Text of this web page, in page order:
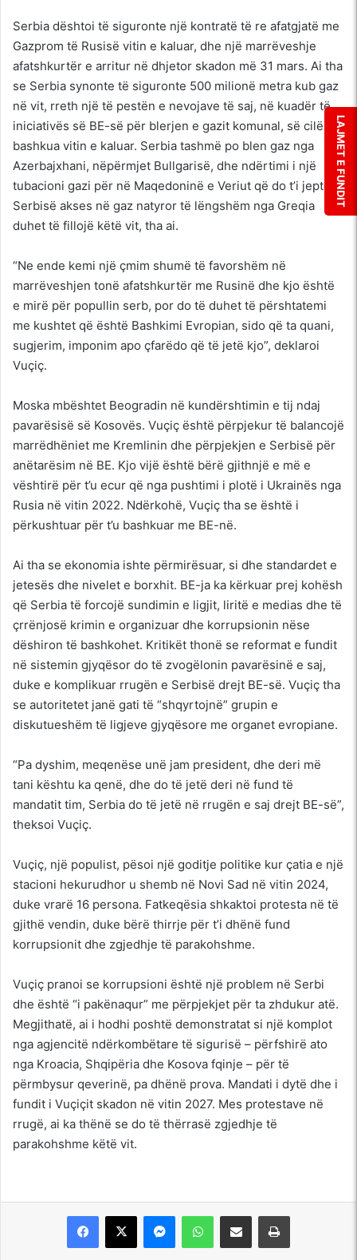
Serbia dështoi të siguronte një kontratë të re afatgjatë me
Gazprom të Rusisë vitin e kaluar, dhe një marrëveshje
afatshkurtër e arritur në dhjetor skadon më 31 mars. Ai tha
se Serbia synonte të siguronte 500 milionë metra kub gaz
në vit, rreth një të pestën e nevojave të saj, në kuadër të
iniciativës së BE-së për blerjen e gazit komunal, së cilës iu
bashkua vitin e kaluar. Serbia tashmë po blen gaz nga
Azerbajxhani, nëpërmjet Bullgarisë, dhe ndërtimi i një
tubacioni gazi për në Maqedoninë e Veriut që do t’i jepte
Serbisë akses në gaz natyror të lëngshëm nga Greqia
duhet të fillojë këtë vit, tha ai.
“Ne ende kemi një çmim shumë të favorshëm në
marrëveshjen tonë afatshkurtër me Rusinë dhe kjo është
e mirë për popullin serb, por do të duhet të përshtatemi
me kushtet që është Bashkimi Evropian, sido që ta quani,
sugjerim, imponim apo çfarëdo që të jetë kjo”, deklaroi
Vuçiç.
Moska mbështet Beogradin në kundërshtimin e tij ndaj
pavarësisë së Kosovës. Vuçiç është përpjekur të balancojë
marrëdhëniet me Kremlinin dhe përpjekjen e Serbisë për
anëtarësim në BE. Kjo vijë është bërë gjithnjë e më e
vështirë për t’u ecur që nga pushtimi i plotë i Ukrainës nga
Rusia në vitin 2022. Ndërkohë, Vuçiç tha se është i
përkushtuar për t’u bashkuar me BE-në.
Ai tha se ekonomia ishte përmirësuar, si dhe standardet e
jetesës dhe nivelet e borxhit. BE-ja ka kërkuar prej kohësh
që Serbia të forcojë sundimin e ligjit, liritë e medias dhe të
çrrënjosë krimin e organizuar dhe korrupsionin nëse
dëshiron të bashkohet. Kritikët thonë se reformat e fundit
në sistemin gjyqësor do të zvogëlonin pavarësinë e saj,
duke e komplikuar rrugën e Serbisë drejt BE-së. Vuçiç tha
se autoritetet janë gati të “shqyrtojnë” grupin e
diskutueshëm të ligjeve gjyqësore me organet evropiane.
“Pa dyshim, meqenëse unë jam president, dhe deri më
tani kështu ka qenë, dhe do të jetë deri në fund të
mandatit tim, Serbia do të jetë në rrugën e saj drejt BE-së”,
theksoi Vuçiç.
Vuçiç, një populist, pësoi një goditje politike kur çatia e një
stacioni hekurudhor u shemb në Novi Sad në vitin 2024,
duke vrarë 16 persona. Fatkeqësia shkaktoi protesta në të
gjithë vendin, duke bërë thirrje për t’i dhënë fund
korrupsionit dhe zgjedhje të parakohshme.
Vuçiç pranoi se korrupsioni është një problem në Serbi
dhe është “i pakënaqur” me përpjekjet për ta zhdukur atë.
Megjithatë, ai i hodhi poshtë demonstratat si një komplot
nga agjencitë ndërkombëtare të sigurisë – përfshirë ato
nga Kroacia, Shqipëria dhe Kosova fqinje – për të
përmbysur qeverinë, pa dhënë prova. Mandati i dytë dhe i
fundit i Vuçiçit skadon në vitin 2027. Mes protestave në
rrugë, ai ka thënë se do të thërrasë zgjedhje të
parakohshme këtë vit.
LAJMET E FUNDIT